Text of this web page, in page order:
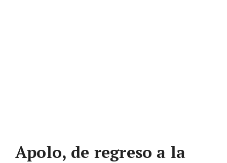
Apolo, de regreso a la